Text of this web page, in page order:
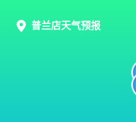
普兰店天气预报